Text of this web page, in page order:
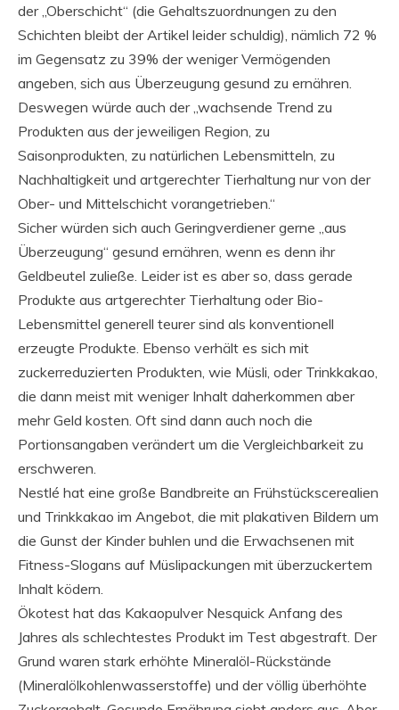
der „Oberschicht“ (die Gehaltszuordnungen zu den
Schichten bleibt der Artikel leider schuldig), nämlich 72 %
im Gegensatz zu 39% der weniger Vermögenden
angeben, sich aus Überzeugung gesund zu ernähren.
Deswegen würde auch der „wachsende Trend zu
Produkten aus der jeweiligen Region, zu
Saisonprodukten, zu natürlichen Lebensmitteln, zu
Nachhaltigkeit und artgerechter Tierhaltung nur von der
Ober- und Mittelschicht vorangetrieben.“
Sicher würden sich auch Geringverdiener gerne „aus
Überzeugung“ gesund ernähren, wenn es denn ihr
Geldbeutel zuließe. Leider ist es aber so, dass gerade
Produkte aus artgerechter Tierhaltung oder Bio-
Lebensmittel generell teurer sind als konventionell
erzeugte Produkte. Ebenso verhält es sich mit
zuckerreduzierten Produkten, wie Müsli, oder Trinkkakao,
die dann meist mit weniger Inhalt daherkommen aber
mehr Geld kosten. Oft sind dann auch noch die
Portionsangaben verändert um die Vergleichbarkeit zu
erschweren.
Nestlé hat eine große Bandbreite an Frühstückscerealien
und Trinkkakao im Angebot, die mit plakativen Bildern um
die Gunst der Kinder buhlen und die Erwachsenen mit
Fitness-Slogans auf Müslipackungen mit überzuckertem
Inhalt ködern.
Ökotest hat das Kakaopulver Nesquick Anfang des
Jahres als schlechtestes Produkt im Test abgestraft. Der
Grund waren stark erhöhte Mineralöl-Rückstände
(Mineralölkohlenwasserstoffe) und der völlig überhöhte